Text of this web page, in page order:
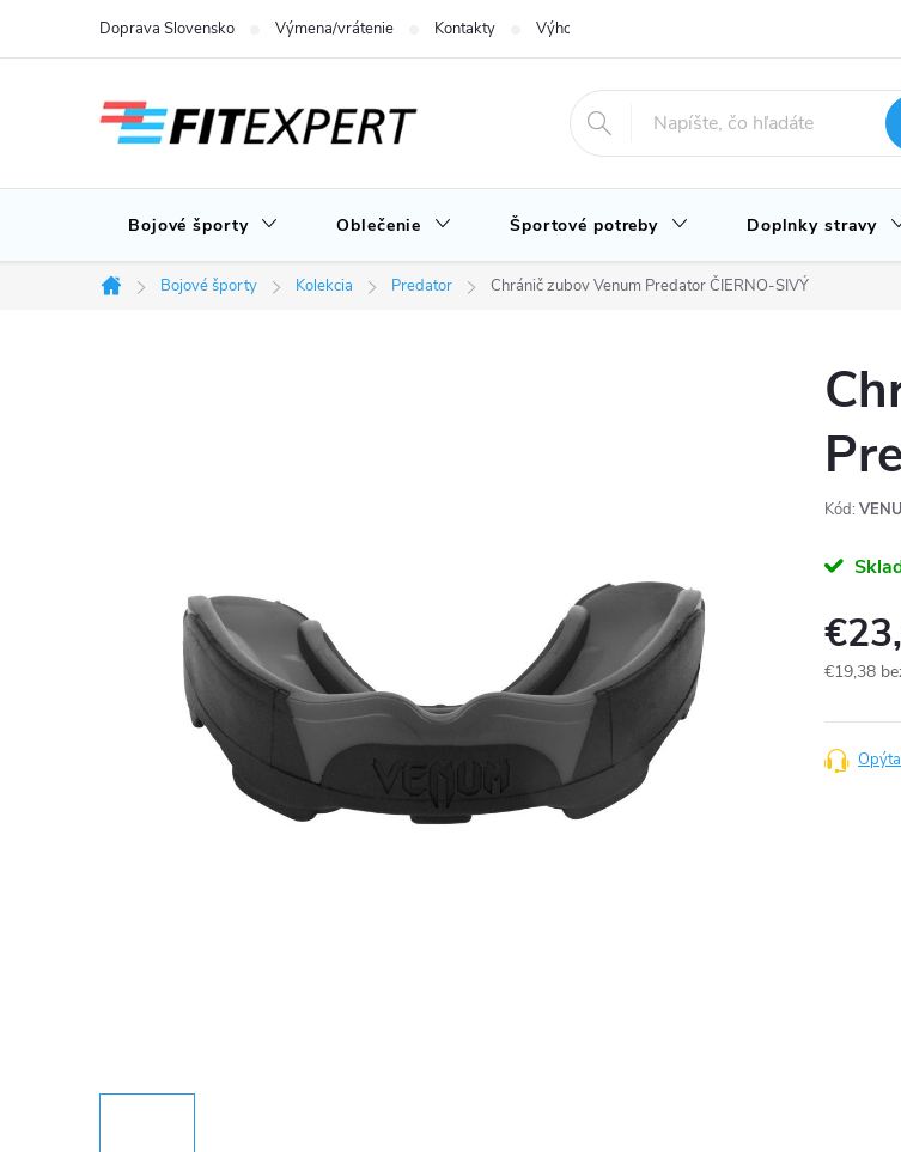
Doprava Slovensko Výmena/vrátenie Kontakty Výhody nákupu u nás
Bojové športy Oblečenie Športové potreby Doplnky stravy
Domov
Bojové športy Kolekcia Predator Chránič zubov Venum Predator ČIERNO-SIVÝ
Kód:
€19,38
cena: